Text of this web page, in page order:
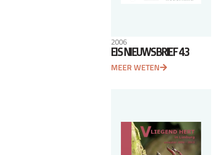
2006
EIS NIEUWSBRIEF 43
MEER WETEN